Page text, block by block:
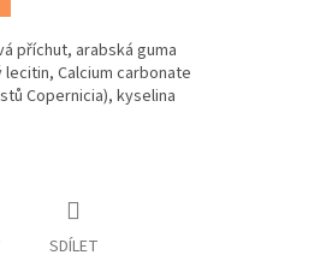
příchut, arabská guma
Calcium carbonate
Copernicia), kyselina
SDÍLET